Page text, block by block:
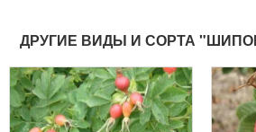
ДРУГИЕ ВИДЫ И СОРТА